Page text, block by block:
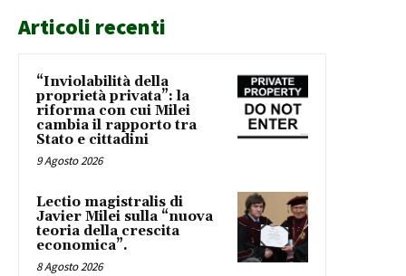
Articoli recenti
“Inviolabilità della
proprietà privata”: la
riforma con cui Milei
cambia il rapporto tra
Stato e cittadini
9 Agosto 2026
Lectio magistralis di
Javier Milei sulla “nuova
teoria della crescita
economica”.
8 Agosto 2026